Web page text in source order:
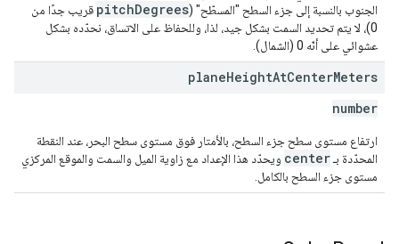
الجنوب بالنسبة إلى جزء السطح "المسطّح" (pitchDegrees قريب جدًا من
0)، لا يتم تحديد السمت بشكل جيد، لذا، وللحفاظ على الاتساق، نحدّده بشكل
عشوائي على أنّه 0 (الشمال).
planeHeightAtCenterMeters
number
ارتفاع مستوى سطح جزء السطح، بالأمتار فوق مستوى سطح البحر، عند النقطة
المحدّدة بـcenter ويحدّد هذا الإعداد مع زاوية الميل والسمت والموقع المركزي
مستوى جزء السطح بالكامل.